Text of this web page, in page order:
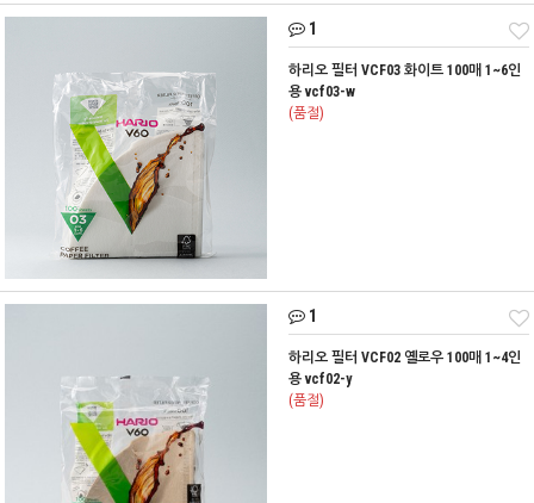
1
하리오 필터 VCF03 화이트 100매 1~6인
용 vcf03-w
(품절)
1
하리오 필터 VCF02 옐로우 100매 1~4인
용 vcf02-y
(품절)